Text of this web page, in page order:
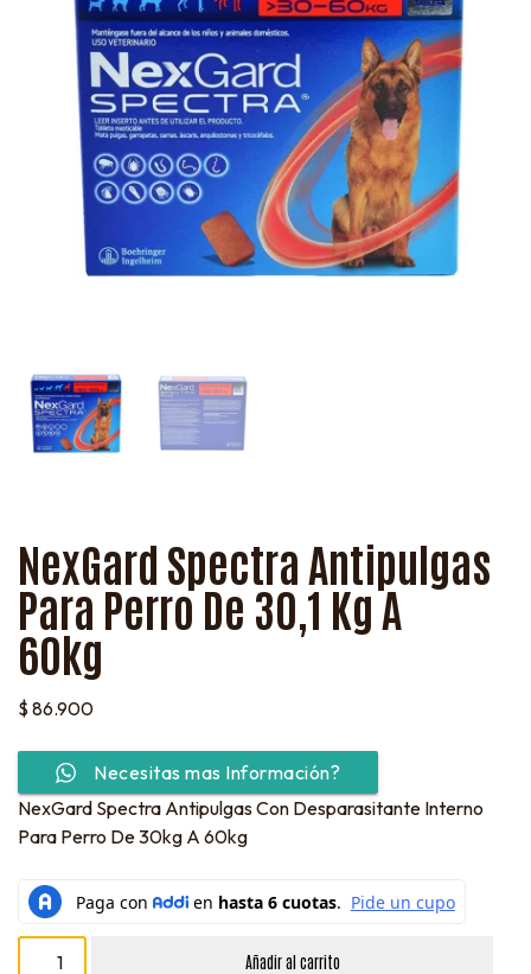
NexGard Spectra Antipulgas
Para Perro De 30,1 Kg A
60kg
$ 86.900
Necesitas mas Información?
NexGard Spectra Antipulgas Con Desparasitante Interno
Para Perro De 30kg A 60kg
Añadir al carrito